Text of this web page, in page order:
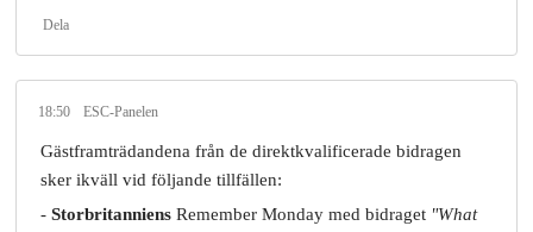
Dela
18:50 ESC-Panelen
Gästframträdandena från de direktkvalificerade bidragen
sker ikväll vid följande tillfällen:
- Storbritanniens Remember Monday med bidraget "What